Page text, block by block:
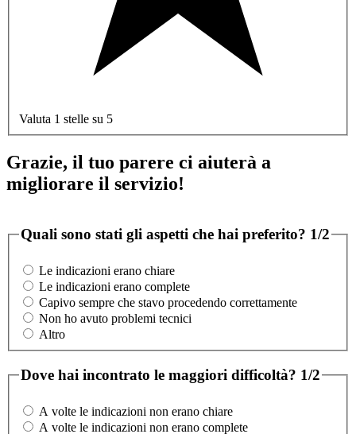
Valuta 1 stelle su 5
Grazie, il tuo parere ci aiuterà a
migliorare il servizio!
Quali sono stati gli aspetti che hai preferito? 1/2
Le indicazioni erano chiare
Le indicazioni erano complete
Capivo sempre che stavo procedendo correttamente
Non ho avuto problemi tecnici
Altro
Dove hai incontrato le maggiori difficoltà? 1/2
A volte le indicazioni non erano chiare
A volte le indicazioni non erano complete